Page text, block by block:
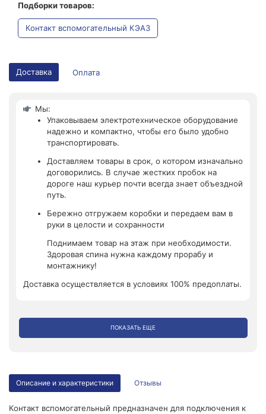
Подборки товаров:
Контакт вспомогательный КЭАЗ
Доставка Оплата
Мы:
Упаковываем электротехническое оборудование
надежно и компактно, чтобы его было удобно
транспортировать.
Доставляем товары в срок, о котором изначально
договорились. В случае жестких пробок на
дороге наш курьер почти всегда знает объездной
путь.
Бережно отгружаем коробки и передаем вам в
руки в целости и сохранности
Поднимаем товар на этаж при необходимости.
Здоровая спина нужна каждому прорабу и
монтажнику!
Доставка осуществляется в условиях 100% предоплаты.
ПОКАЗАТЬ ЕЩЕ
Описание и характеристики Отзывы
Контакт вспомогательный предназначен для подключения к